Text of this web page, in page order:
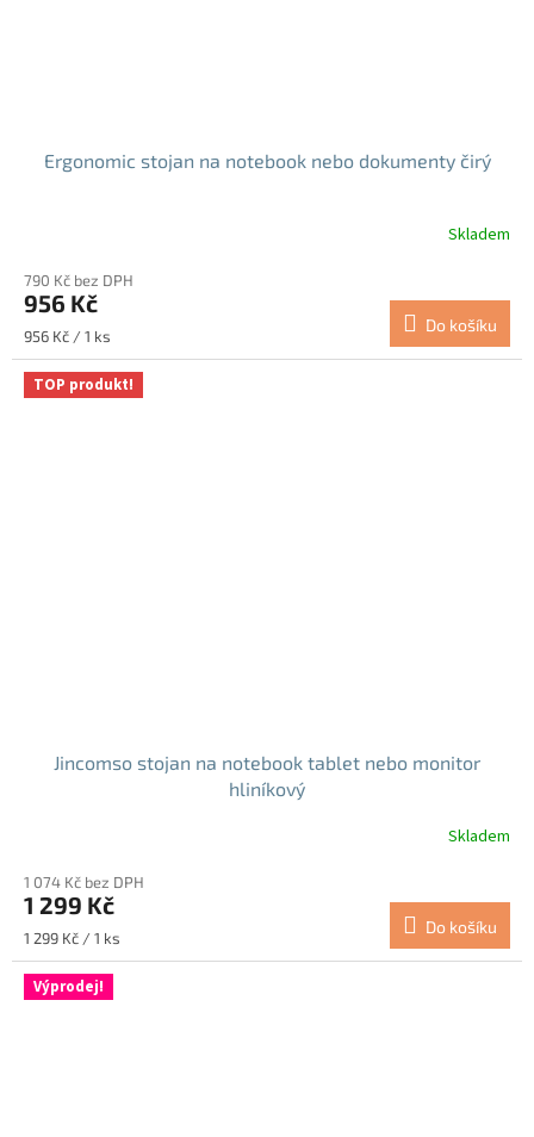
Ergonomic stojan na notebook nebo dokumenty čirý
Skladem
790 Kč bez DPH
956 Kč
Měrná
cena:
956 Kč / 1 ks
Do košíku
TOP produkt!
Jincomso stojan na notebook tablet nebo monitor
hliníkový
produktu
je
5,0
5
hvězdiček.
Skladem
1 074 Kč bez DPH
1 299 Kč
Měrná
cena:
1 299 Kč / 1 ks
Do košíku
Výprodej!